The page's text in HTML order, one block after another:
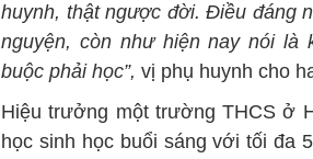
huynh, thật ngược đời. Điều đáng
nguyện, còn như hiện nay nói là
buộc phải học”, vị phụ huynh cho
Hiệu trưởng một trường THCS ở
học sinh học buổi sáng với tối đa